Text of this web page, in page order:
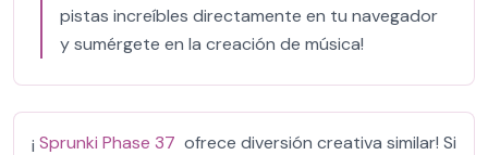
pistas increíbles directamente en tu navegador
y sumérgete en la creación de música!
¡ Sprunki Phase 37 ofrece diversión creativa similar! Si